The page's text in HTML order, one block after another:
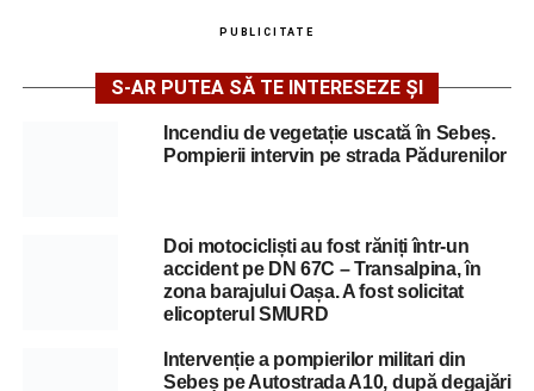
PUBLICITATE
S-AR PUTEA SĂ TE INTERESEZE ȘI
Incendiu de vegetație uscată în Sebeș.
Pompierii intervin pe strada Pădurenilor
Doi motocicliști au fost răniți într-un
accident pe DN 67C – Transalpina, în
zona barajului Oașa. A fost solicitat
elicopterul SMURD
Intervenție a pompierilor militari din
Sebeș pe Autostrada A10, după degajări